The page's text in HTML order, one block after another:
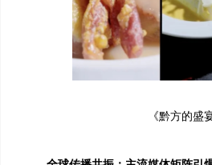
《黔方的盛宴